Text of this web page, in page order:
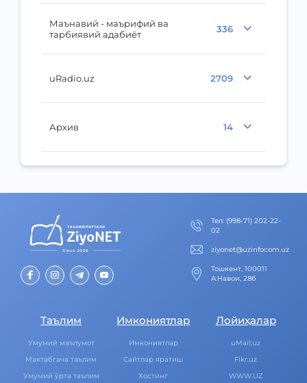
Маънавий - маърифий ва
тарбиявий адабиёт
336
uRadio.uz 2709
Архив 14
Тел: (998-71) 202-22-
02
ziyonet@uzinfocom.uz
Тошкент, 100011
А.Навои, 28б
Таълим
Умумий маълумот
Мактабгача таълим
Умумий ўрта таълим
Имкониятлар
Имкониятлар
Cайтлар яратиш
Хостинг
Лойиҳалар
uMail.uz
Fikr.uz
WWW.UZ